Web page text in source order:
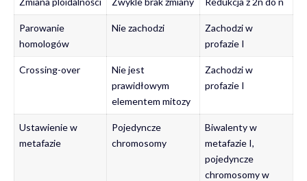
Parowanie
homologów
Nie zachodzi
Zachodzi w
profazie I
Crossing-over
Nie jest
prawidłowym
elementem mitozy
Zachodzi w
profazie I
Ustawienie w
metafazie
Pojedyncze
chromosomy
Biwalenty w
metafazie I,
pojedyncze
chromosomy w